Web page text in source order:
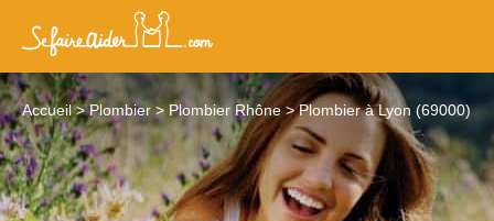
Accueil Plombier Plombier Rhône Plombier à Lyon (69000)